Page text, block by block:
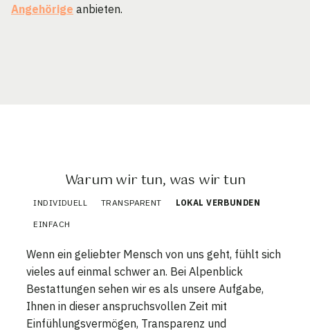
Angehörige anbieten.
Warum wir tun, was wir tun
INDIVIDUELL TRANSPARENT LOKAL VERBUNDEN
EINFACH
Wenn ein geliebter Mensch von uns geht, fühlt sich
vieles auf einmal schwer an. Bei Alpenblick
Bestattungen sehen wir es als unsere Aufgabe,
Ihnen in dieser anspruchsvollen Zeit mit
Einfühlungsvermögen, Transparenz und